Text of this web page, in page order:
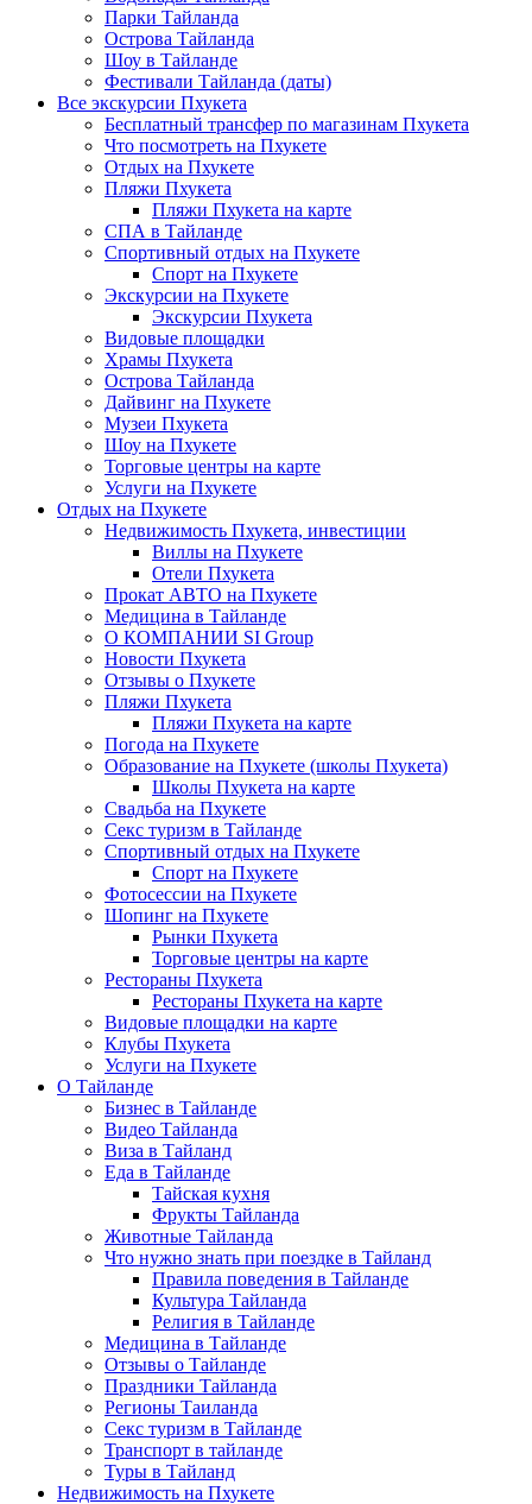
Парки Тайланда
Острова Тайланда
Шоу в Тайланде
Фестивали Тайланда (даты)
Все экскурсии Пхукета
Бесплатный трансфер по магазинам Пхукета
Что посмотреть на Пхукете
Отдых на Пхукете
Пляжи Пхукета
Пляжи Пхукета на карте
СПА в Тайланде
Спортивный отдых на Пхукете
Спорт на Пхукете
Экскурсии на Пхукете
Экскурсии Пхукета
Видовые площадки
Храмы Пхукета
Острова Тайланда
Дайвинг на Пхукете
Музеи Пхукета
Шоу на Пхукете
Торговые центры на карте
Услуги на Пхукете
Отдых на Пхукете
Недвижимость Пхукета, инвестиции
Виллы на Пхукете
Отели Пхукета
Прокат АВТО на Пхукете
Медицина в Тайланде
О КОМПАНИИ SI Group
Новости Пхукета
Отзывы о Пхукете
Пляжи Пхукета
Пляжи Пхукета на карте
Погода на Пхукете
Образование на Пхукете (школы Пхукета)
Школы Пхукета на карте
Свадьба на Пхукете
Секс туризм в Тайланде
Спортивный отдых на Пхукете
Спорт на Пхукете
Фотосессии на Пхукете
Шопинг на Пхукете
Рынки Пхукета
Торговые центры на карте
Рестораны Пхукета
Рестораны Пхукета на карте
Видовые площадки на карте
Клубы Пхукета
Услуги на Пхукете
О Тайланде
Бизнес в Тайланде
Видео Тайланда
Виза в Тайланд
Еда в Тайланде
Тайская кухня
Фрукты Тайланда
Животные Тайланда
Что нужно знать при поездке в Тайланд
Правила поведения в Тайланде
Культура Тайланда
Религия в Тайланде
Медицина в Тайланде
Отзывы о Тайланде
Праздники Тайланда
Регионы Таиланда
Секс туризм в Тайланде
Транспорт в тайланде
Туры в Тайланд
Недвижимость на Пхукете